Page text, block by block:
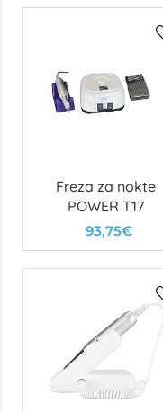
Freza za nokte
POWER T17
93,75€